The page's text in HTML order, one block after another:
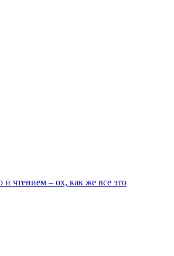
чтением – ох, как же все это